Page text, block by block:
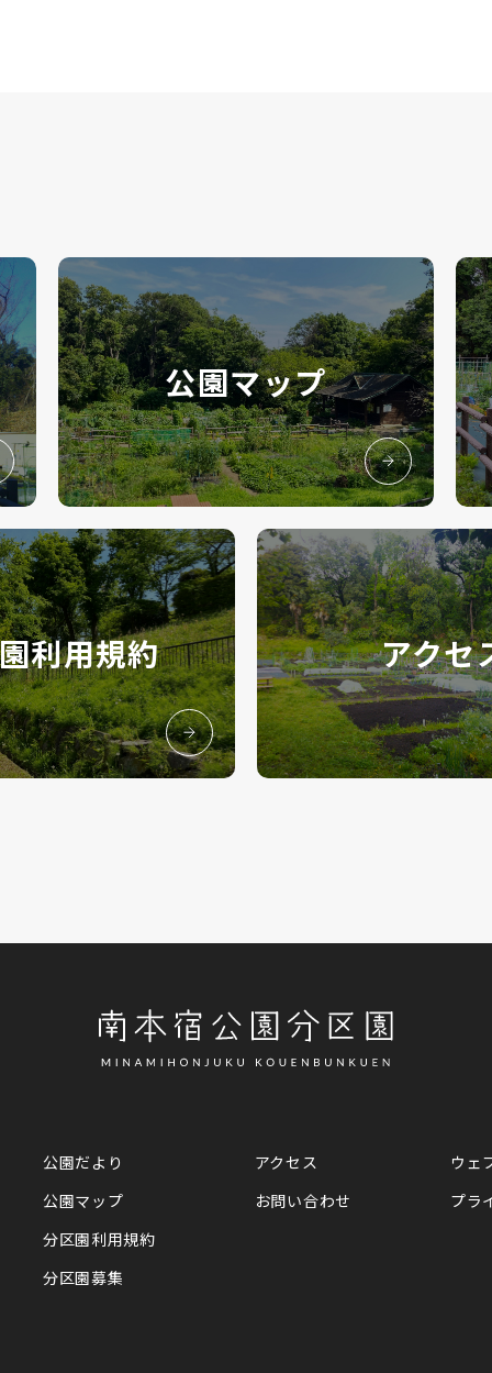
公園マップ
利用規約 アクセ
公園だより
公園マップ
分区園利用規約
分区園募集
アクセス
お問い合わせ
ウェ
プラ